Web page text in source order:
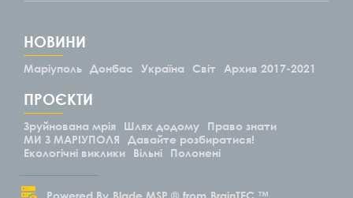
НОВИНИ
Маріуполь Донбас Україна Світ Архив 2017-2021
ПРОЄКТИ
Зруйнована мрія Шлях додому
Право знати
МИ З МАРІУПОЛЯ
Давайте розбиратися!
Екологічні виклики
Вільні Полонені
Powered By Blade.MSP ® from BrainTEC ™